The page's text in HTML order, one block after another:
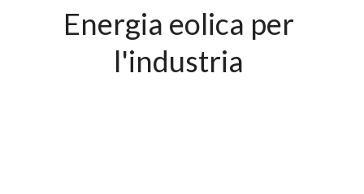
Energia eolica per
l'industria